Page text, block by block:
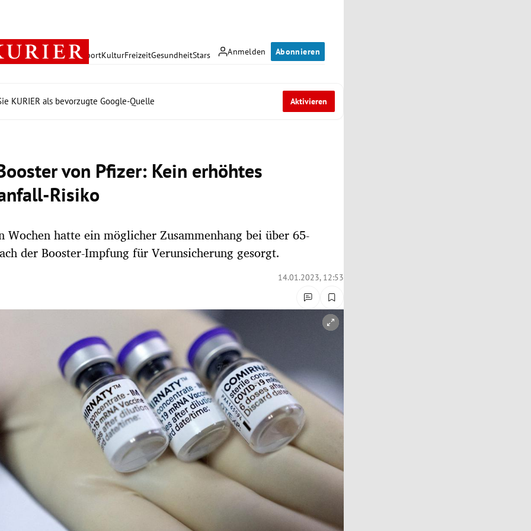
Anmelden Abonnieren
PolitikWirtschaft SportKulturFreizeitGesundheitStars
KURIER als bevorzugte Google-Quelle Aktivieren
von Pfizer: Kein erhöhtes
Risiko
Wochen hatte ein möglicher Zusammenhang bei über 65-
der Booster-Impfung für Verunsicherung gesorgt.
14.01.2023, 12:53
öffnen/schließen